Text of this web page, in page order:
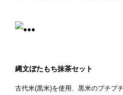
縄文ぼたもち抹茶セット
古代米(黒米)を使用、黒米のプチプ